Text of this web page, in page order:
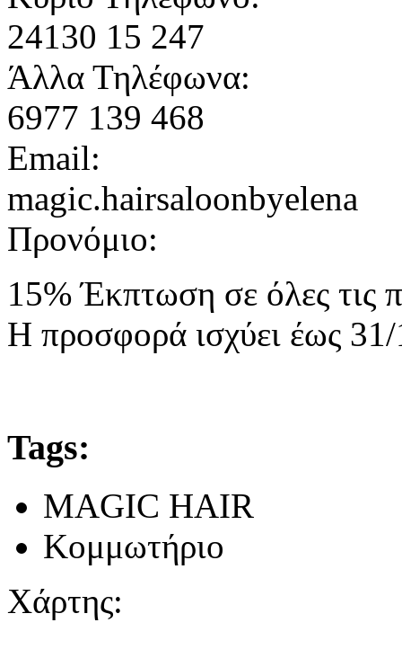
24130 15 247
Άλλα Τηλέφωνα:
6977 139 468
Email:
magic.hairsaloonbyelena
Προνόμιο:
15% Έκπτωση σε όλες τις
Η προσφορά ισχύει έως
Tags:
MAGIC HAIR
Κομμωτήριο
Χάρτης: